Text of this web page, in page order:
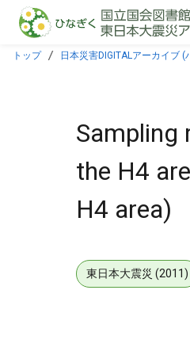
本文に飛ぶ
トップ 日本災害DIGITALアーカイブ
Sampling
the H4
H4 area)
東日本大震災 (2011)